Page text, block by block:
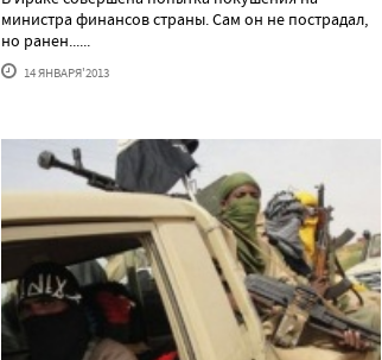
министра финансов страны. Сам он не пострадал,
но ранен......
14 ЯНВАРЯ'2013